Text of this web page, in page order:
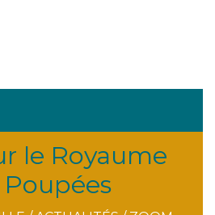
le Royaume
Poupées